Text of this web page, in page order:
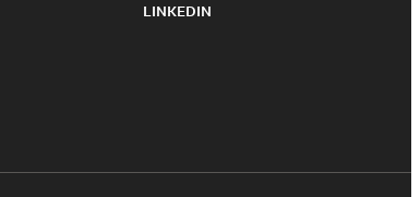
LINKEDIN